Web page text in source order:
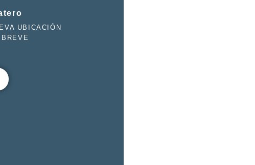
UBICACIÓN